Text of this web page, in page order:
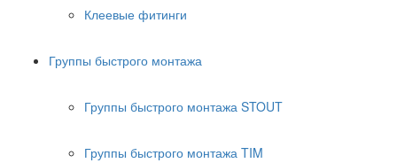
Клеевые фитинги
Группы быстрого монтажа
Группы быстрого монтажа STOUT
Группы быстрого монтажа TIM